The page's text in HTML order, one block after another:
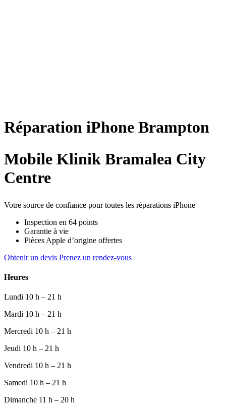
Réparation iPhone Brampton
Mobile Klinik Bramalea City
Centre
Votre source de confiance pour toutes les réparations iPhone
Inspection en 64 points
Garantie à vie
Pièces Apple d’origine offertes
Obtenir un devis Prenez un rendez-vous
Heures
Lundi 10 h – 21 h
Mardi 10 h – 21 h
Mercredi 10 h – 21 h
Jeudi 10 h – 21 h
Vendredi 10 h – 21 h
Samedi 10 h – 21 h
Dimanche 11 h – 20 h